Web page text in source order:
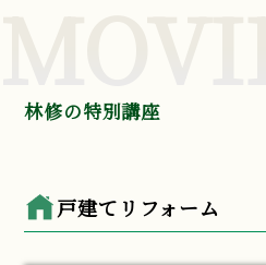
林修の特別講座
戸建てリフォーム